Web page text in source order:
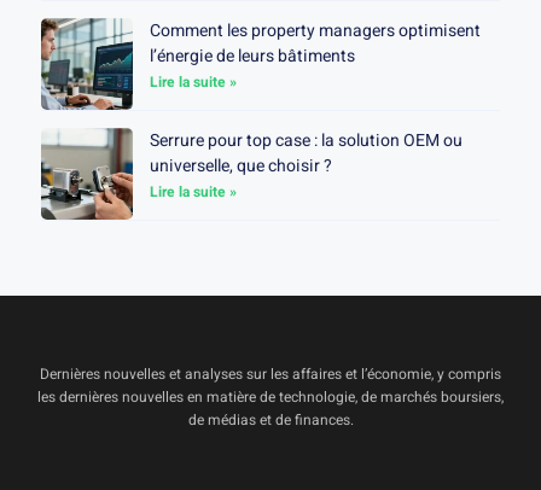
Comment les property managers optimisent
l’énergie de leurs bâtiments
Lire la suite »
Serrure pour top case : la solution OEM ou
universelle, que choisir ?
Lire la suite »
Dernières nouvelles et analyses sur les affaires et l’économie, y compris
les dernières nouvelles en matière de technologie, de marchés boursiers,
de médias et de finances.